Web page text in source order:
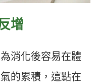
增
消化後容易在體
的累積，這點在